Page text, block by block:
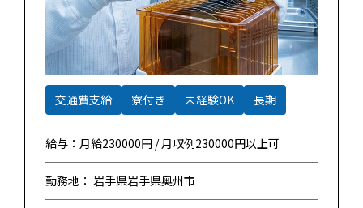
交通費支給 寮付き 未経験OK 長期
給与：月給230000円 / 月収例230000円以上可
勤務地： 岩手県岩手県奥州市